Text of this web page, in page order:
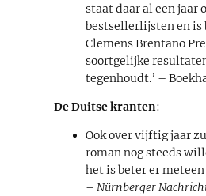
staat daar al een jaar
bestsellerlijsten en is
Clemens Brentano
soortgelijke
tegenhoudt.’ –
De Duitse kranten:
Ook over vijftig jaar
roman nog steeds
het is beter er
– Nürnberger